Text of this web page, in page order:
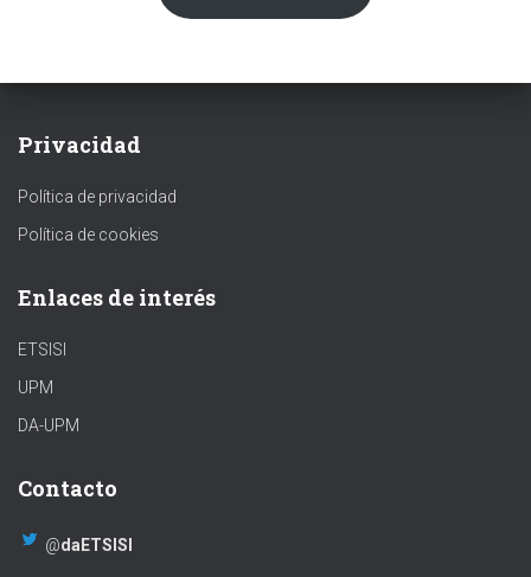
Privacidad
Política de privacidad
Política de cookies
Enlaces de interés
ETSISI
UPM
DA-UPM
Contacto
@daETSISI